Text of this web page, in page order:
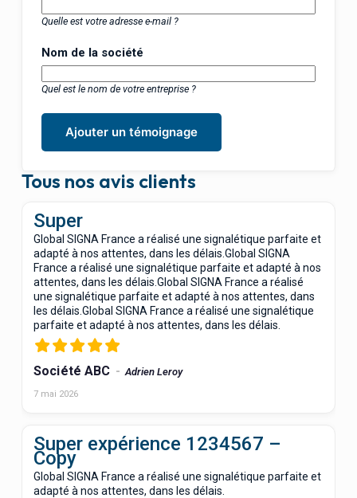
Quelle est votre adresse e-mail ?
Nom de la société
Quel est le nom de votre entreprise ?
Tous nos avis clients
Super
Global SIGNA France a réalisé une signalétique parfaite et
adapté à nos attentes, dans les délais.Global SIGNA
France a réalisé une signalétique parfaite et adapté à nos
attentes, dans les délais.Global SIGNA France a réalisé
une signalétique parfaite et adapté à nos attentes, dans
les délais.Global SIGNA France a réalisé une signalétique
parfaite et adapté à nos attentes, dans les délais.
Société ABC Adrien Leroy
7 mai 2026
Super expérience 1234567 –
Copy
Global SIGNA France a réalisé une signalétique parfaite et
adapté à nos attentes, dans les délais.